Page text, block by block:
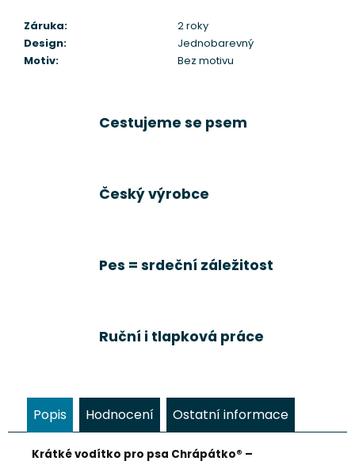
Záruka:
2 roky
Design:
Jednobarevný
Motiv: Bez motivu
Cestujeme se psem
Český výrobce
Pes = srdeční záležitost
Ruční i tlapková práce
Popis Hodnocení Ostatní informace
Krátké vodítko pro psa Chrápátko® –